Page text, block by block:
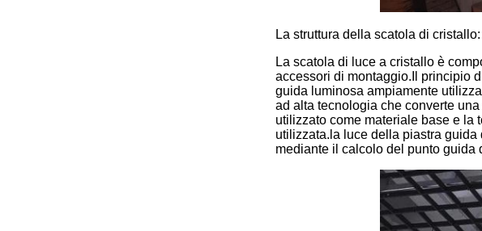
La struttura della scatola di cristallo:
La scatola di luce a cristallo è
accessori di montaggio.Il principio
guida luminosa ampiamente
ad alta tecnologia che converte
utilizzato come materiale base e la
utilizzata.la luce della piastra
mediante il calcolo del punto guida